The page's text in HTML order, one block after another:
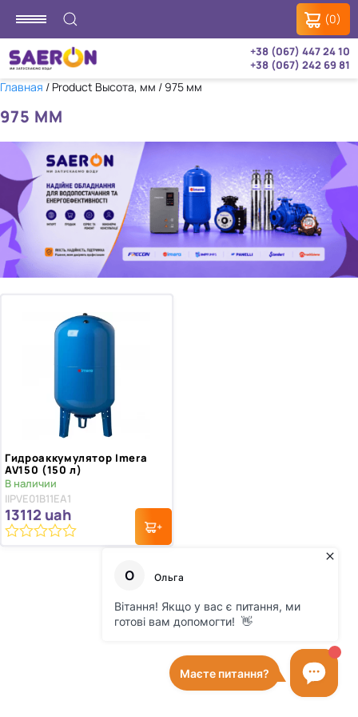
(0)
+38 (067) 447 24 10
+38 (067) 242 69 81
Главная / Product Высота, мм / 975 мм
975 ММ
Гидроаккумулятор Imera
AV150 (150 л)
В наличии
IIPVE01B11EA1
13112 uah